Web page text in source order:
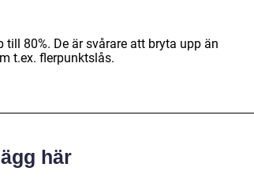
80%. De är svårare att bryta upp än
t.ex. flerpunktslås.
här